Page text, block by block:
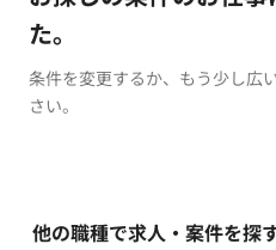
た。
条件を変更するか、もう少し広
さい。
他の職種で求人・案件を探